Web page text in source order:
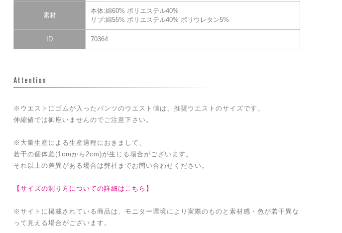
素材
本体:綿60% ポリエステル40%
リブ:綿55% ポリエステル40% ポリウレタン5%
ID 70364
Attention
※ウエストにゴムが入ったパンツのウエスト値は、推奨ウエストのサイズです。
伸縮値では御座いませんのでご注意下さい。
※大量生産による生産過程におきまして、
若干の個体差(1cmから2cm)が生じる場合がございます。
それ以上の差異がある場合は弊社までお問い合わせください。
【サイズの測り方についての詳細はこちら】
※サイトに掲載されている商品は、モニター環境により実際のものと素材感・色が若干異な
って見える場合がございます。